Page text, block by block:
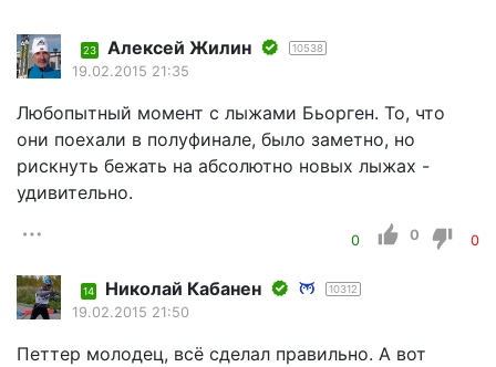
23 Алексей Жилин 10538
19.02.2015 21:35
Любопытный момент с лыжами Бьорген. То, что
они поехали в полуфинале, было заметно, но
рискнуть бежать на абсолютно новых лыжах -
удивительно.
0 0 0
14 Николай Кабанен 10312
19.02.2015 21:50
Петтер молодец, всё сделал правильно. А вот